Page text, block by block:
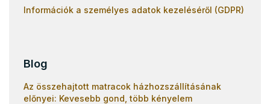
Információk a személyes adatok kezeléséről (GDPR)
Blog
Az összehajtott matracok házhozszállításának
előnyei: Kevesebb gond, több kényelem